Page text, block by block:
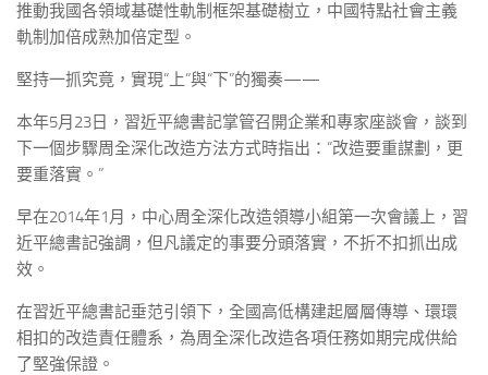
推動我國各領域基礎性軌制框架基礎樹立，中國特點社會主義
軌制加倍成熟加倍定型。
堅持一抓究竟，實現“上”與“下”的獨奏——
本年5月23日，習近平總書記掌管召開企業和專家座談會，談到
下一個步驟周全深化改造方法方式時指出：“改造要重謀劃，更
要重落實。”
早在2014年1月，中心周全深化改造領導小組第一次會議上，習
近平總書記強調，但凡議定的事要分頭落實，不折不扣抓出成
效。
在習近平總書記垂范引領下，全國高低構建起層層傳導、環環
相扣的改造責任體系，為周全深化改造各項任務如期完成供給
了堅強保證。